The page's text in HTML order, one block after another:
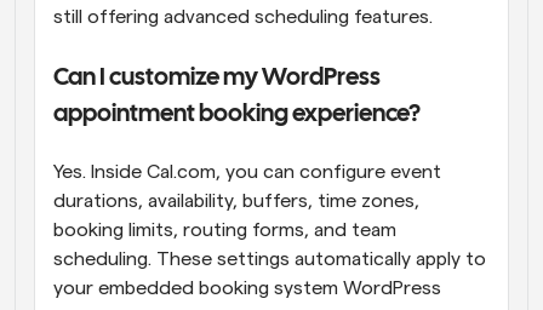
still offering advanced scheduling features.
Can I customize my WordPress
appointment booking experience?
Yes. Inside Cal.com, you can configure event
durations, availability, buffers, time zones,
booking limits, routing forms, and team
scheduling. These settings automatically apply to
your embedded booking system WordPress